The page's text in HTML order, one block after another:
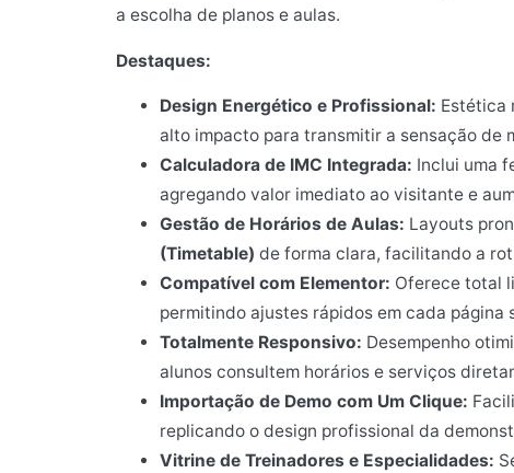
a escolha de planos e aulas.
Destaques:
Design Energético e Profissional: Estética
alto impacto para transmitir a sensação de
Calculadora de IMC Integrada: Inclui uma
agregando valor imediato ao visitante e
Gestão de Horários de Aulas: Layouts
(Timetable) de forma clara, facilitando a
Compatível com Elementor: Oferece total
permitindo ajustes rápidos em cada página
Totalmente Responsivo: Desempenho
alunos consultem horários e serviços
Importação de Demo com Um Clique:
replicando o design profissional da
Vitrine de Treinadores e Especialidades: